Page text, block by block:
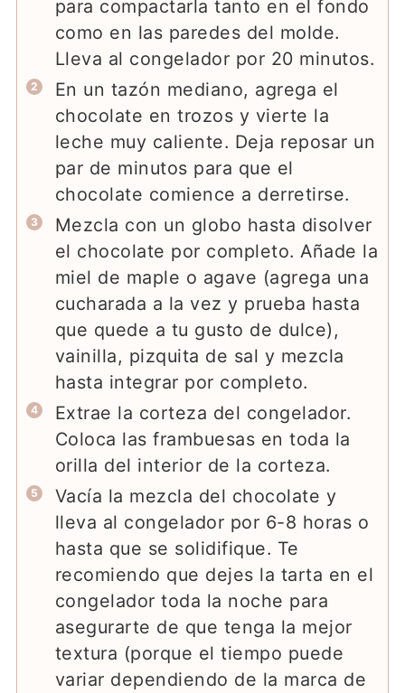
para compactarla tanto en el fondo
como en las paredes del molde.
Lleva al congelador por 20 minutos.
En un tazón mediano, agrega el
chocolate en trozos y vierte la
leche muy caliente. Deja reposar un
par de minutos para que el
chocolate comience a derretirse.
Mezcla con un globo hasta disolver
el chocolate por completo. Añade la
miel de maple o agave (agrega una
cucharada a la vez y prueba hasta
que quede a tu gusto de dulce),
vainilla, pizquita de sal y mezcla
hasta integrar por completo.
Extrae la corteza del congelador.
Coloca las frambuesas en toda la
orilla del interior de la corteza.
Vacía la mezcla del chocolate y
lleva al congelador por 6-8 horas o
hasta que se solidifique. Te
recomiendo que dejes la tarta en el
congelador toda la noche para
asegurarte de que tenga la mejor
textura (porque el tiempo puede
variar dependiendo de la marca de